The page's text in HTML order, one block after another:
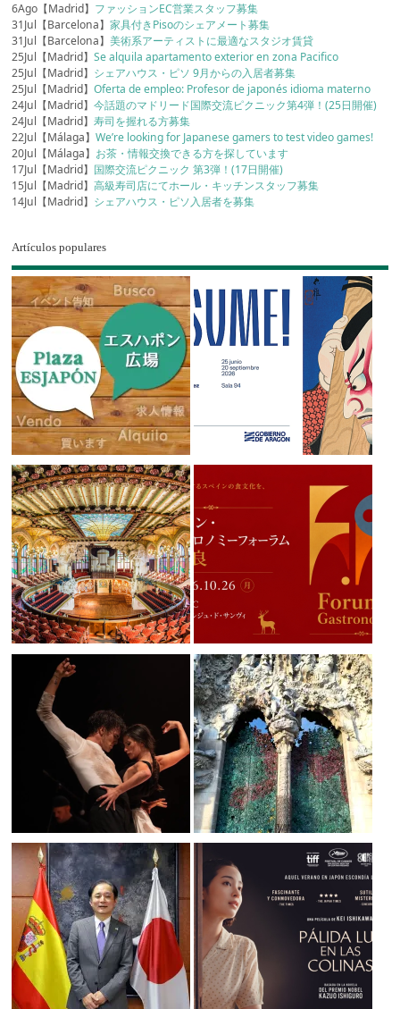
6Ago【Madrid】 ファッションEC営業スタッフ募集
31Jul【Barcelona】家具付きPisoのシェアメート募集
31Jul【Barcelona】美術系アーティストに最適なスタジオ賃貸
25Jul【Madrid】Se alquila apartamento exterior en zona Pacifico
25Jul【Madrid】 シェアハウス・ピソ 9月からの入居者募集
25Jul【Madrid】Oferta de empleo: Profesor de japonés idioma materno
24Jul【Madrid】今話題のマドリード国際交流ピクニック第4弾！(25日開催)
24Jul【Madrid】寿司を握れる方募集
22Jul【Málaga】We’re looking for Japanese gamers to test video games!
20Jul【Málaga】 お茶・情報交換できる方を探しています
17Jul【Madrid】 国際交流ピクニック 第3弾！(17日開催)
15Jul【Madrid】高級寿司店にてホール・キッチンスタッフ募集
14Jul【Madrid】 シェアハウス・ピソ入居者を募集
Artículos populares